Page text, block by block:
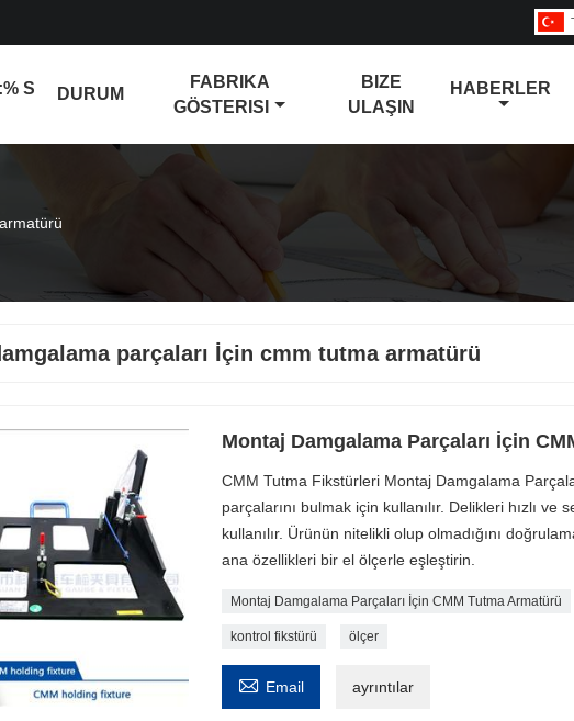
S DURUM
FABRIKA
GÖSTERISI
BIZE
ULAŞIN
HABERLER
parçaları İçin cmm tutma armatürü
Montaj Damgalama Parçaları İçin
CMM Tutma Fikstürleri Montaj Damgalama
parçalarını bulmak için kullanılır. Delikleri hızlı
kullanılır. Ürünün nitelikli olup olmadığını
ana özellikleri bir el ölçerle eşleştirin.
Montaj Damgalama Parçaları İçin CMM Tutma Armatürü
kontrol fikstürü ölçer
 Email ayrıntılar